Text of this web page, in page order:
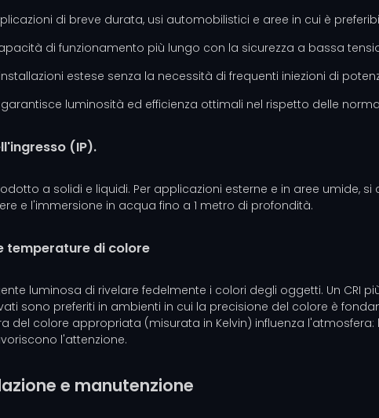
di breve durata, usi automobilistici e aree in cui è
di funzionamento più lungo con la sicurezza a bassa
estese senza la necessità di frequenti iniezioni di
luminosità ed efficienza ottimali nel rispetto delle
(IP).
a solidi e liquidi. Per applicazioni esterne e in aree umide,
e l'immersione in acqua fino a 1 metro di profondità.
temperature di colore
luminosa di rivelare fedelmente i colori degli oggetti. Un CRI
sono preferiti in ambienti in cui la precisione del colore è
del colore appropriata (misurata in Kelvin) influenza
l'attenzione.
e manutenzione